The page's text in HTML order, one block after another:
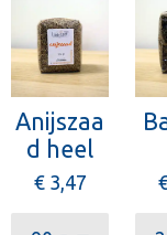
Anijszaa
d heel
€ 3,47